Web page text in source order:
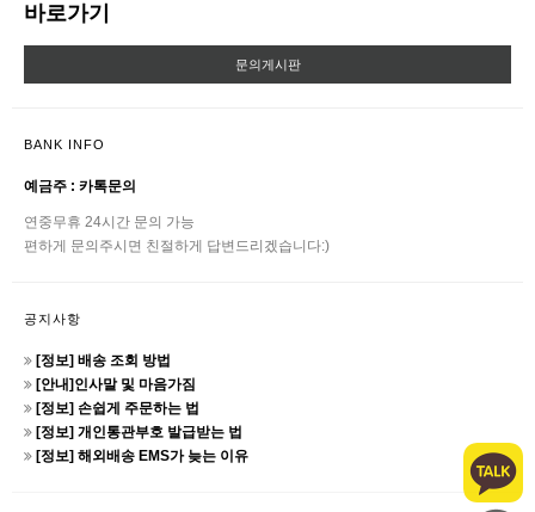
바로가기
문의게시판
BANK INFO
예금주 : 카톡문의
연중무휴 24시간 문의 가능
편하게 문의주시면 친절하게 답변드리겠습니다:)
공지사항
[정보] 배송 조회 방법
[안내]인사말 및 마음가짐
[정보] 손쉽게 주문하는 법
[정보] 개인통관부호 발급받는 법
[정보] 해외배송 EMS가 늦는 이유